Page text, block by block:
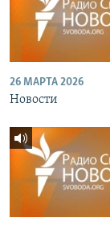
26 МАРТА 2026
Новости